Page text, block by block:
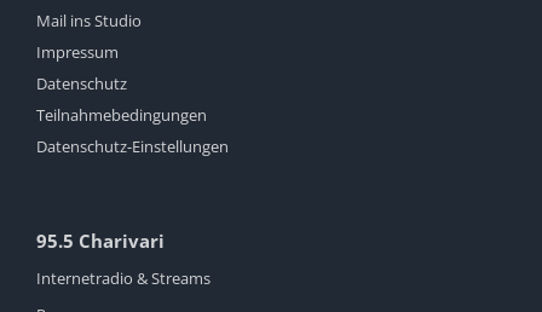
Mail ins Studio
Impressum
Datenschutz
Teilnahmebedingungen
Datenschutz-Einstellungen
95.5 Charivari
Internetradio & Streams